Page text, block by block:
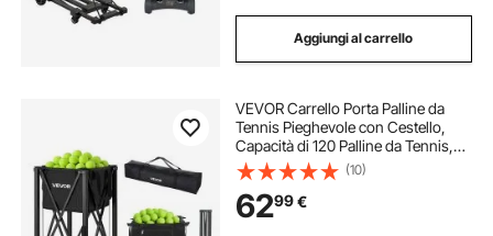
Aggiungi al carrello
VEVOR Carrello Porta Palline da
Tennis Pieghevole con Cestello,
Capacità di 120 Palline da Tennis,
con Ruote Scorrevoli, in Lega di
Alluminio Leggera, Borsa
Portaoggetti, per Allenamento e
Pickleball
(10)
6299€